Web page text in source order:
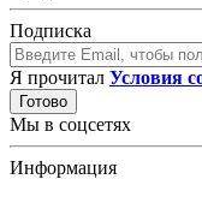
Подписка
Я прочитал Условия
Готово
Мы в соцсетях
Информация